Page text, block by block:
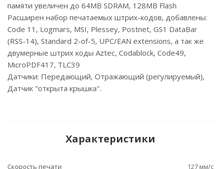
памяти увеличен до 64MB SDRAM, 128MB Flash
Расширен набор печатаемых штрих-кодов, добавлены:
Code 11, Logmars, MSI, Plessey, Postnet, GS1 DataBar
(RSS-14), Standard 2-of-5, UPC/EAN extensions, а так же
двумерные штрих коды Aztec, Codablock, Code49,
MicroPDF417, TLC39
Датчики: Передающий, Отражающий (регулируемый),
Датчик "открыта крышка".
Характеристики
Скорость печати
127 мм/с